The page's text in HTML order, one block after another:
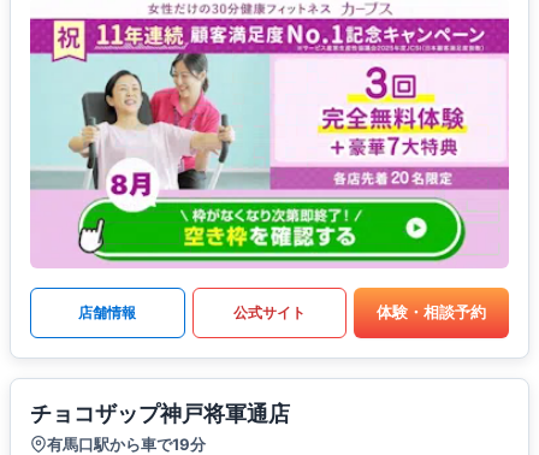
店舗情報 公式サイト 体験・相談予約
チョコザップ神戸将軍通店
有馬口駅から車で19分